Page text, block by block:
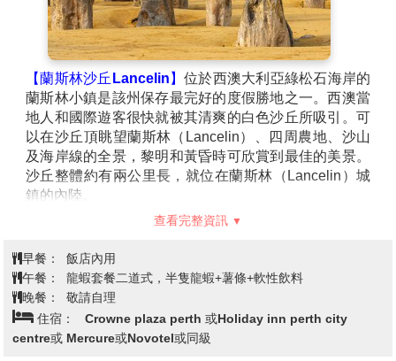
【溫韾提醒】
伯斯當地時間與台灣時間是一樣的，沒有任何時差。
第2天
伯斯→蘭斯林沙丘Lancelin滑沙→龍
蝦工廠→尖峰石陣→伯斯
【蘭斯林沙丘Lancelin】位於西澳大利亞綠松石海岸的